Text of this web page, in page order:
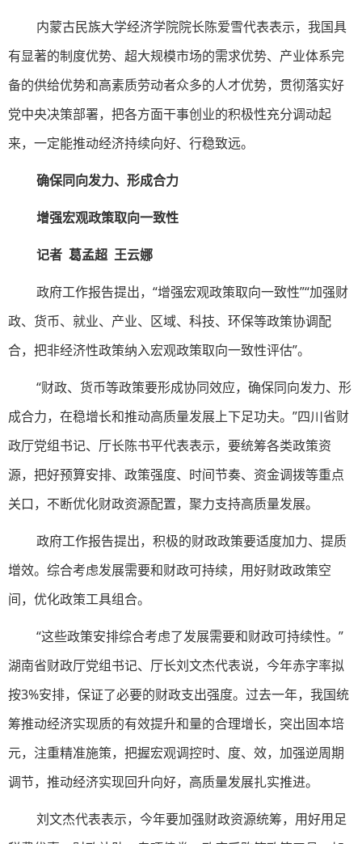
内蒙古民族大学经济学院院长陈爱雪代表表示，我国具
有显著的制度优势、超大规模市场的需求优势、产业体系完
备的供给优势和高素质劳动者众多的人才优势，贯彻落实好
党中央决策部署，把各方面干事创业的积极性充分调动起
来，一定能推动经济持续向好、行稳致远。
确保同向发力、形成合力
增强宏观政策取向一致性
记者 葛孟超 王云娜
政府工作报告提出，“增强宏观政策取向一致性”“加强财
政、货币、就业、产业、区域、科技、环保等政策协调配
合，把非经济性政策纳入宏观政策取向一致性评估”。
“财政、货币等政策要形成协同效应，确保同向发力、形
成合力，在稳增长和推动高质量发展上下足功夫。”四川省财
政厅党组书记、厅长陈书平代表表示，要统筹各类政策资
源，把好预算安排、政策强度、时间节奏、资金调拨等重点
关口，不断优化财政资源配置，聚力支持高质量发展。
政府工作报告提出，积极的财政政策要适度加力、提质
增效。综合考虑发展需要和财政可持续，用好财政政策空
间，优化政策工具组合。
“这些政策安排综合考虑了发展需要和财政可持续性。”
湖南省财政厅党组书记、厅长刘文杰代表说，今年赤字率拟
按3%安排，保证了必要的财政支出强度。过去一年，我国统
筹推动经济实现质的有效提升和量的合理增长，突出固本培
元，注重精准施策，把握宏观调控时、度、效，加强逆周期
调节，推动经济实现回升向好，高质量发展扎实推进。
刘文杰代表表示，今年要加强财政资源统筹，用好用足